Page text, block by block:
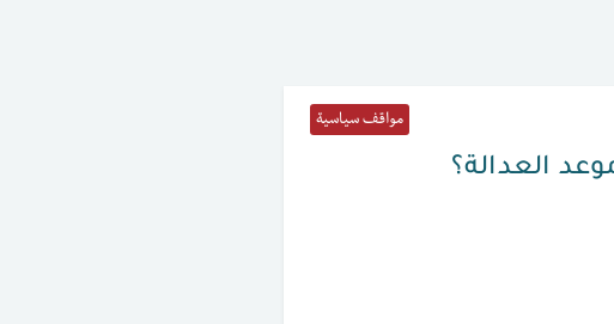
مواقف سياسية
العدالة؟